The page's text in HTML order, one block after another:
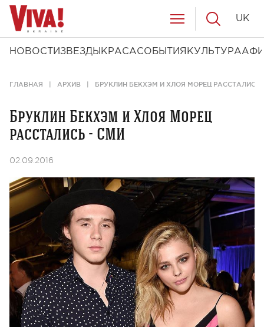
НОВОСТИ ЗВЕЗДЫ КРАСАСОБЫТИЯ КУЛЬТУРА
UK
ГЛАВНАЯ АРХИВ БРУКЛИН БЕКХЭМ И ХЛОЯ МОРЕЦ РАССТАЛИСЬ
Бруклин Бекхэм и Хлоя Морец
расстались - СМИ
02.09.2016